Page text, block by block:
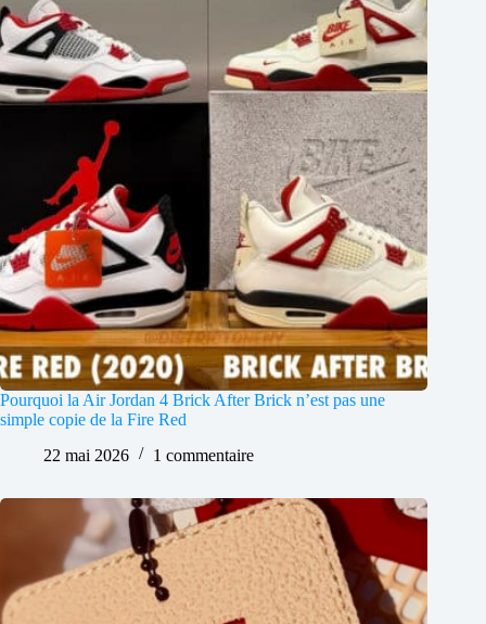
Pourquoi la Air Jordan 4 Brick After Brick n’est pas une
simple copie de la Fire Red
22 mai 2026
1 commentaire